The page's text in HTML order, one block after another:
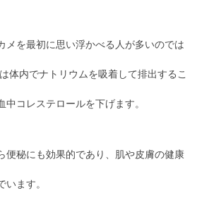
メを最初に思い浮かべる人が多いのでは
体内でナトリウムを吸着して排出するこ
中コレステロールを下げます。
便秘にも効果的であり、肌や皮膚の健康
ます。